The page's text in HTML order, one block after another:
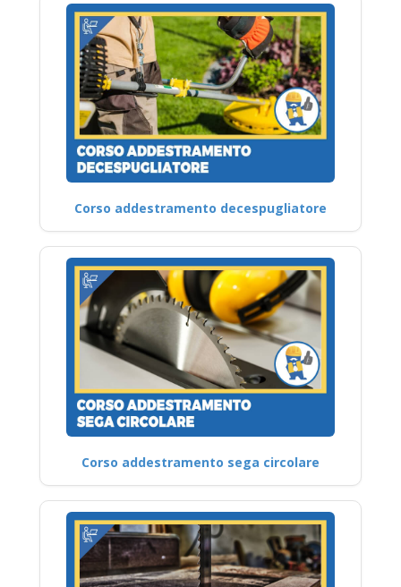
Corso addestramento decespugliatore
Corso addestramento sega circolare